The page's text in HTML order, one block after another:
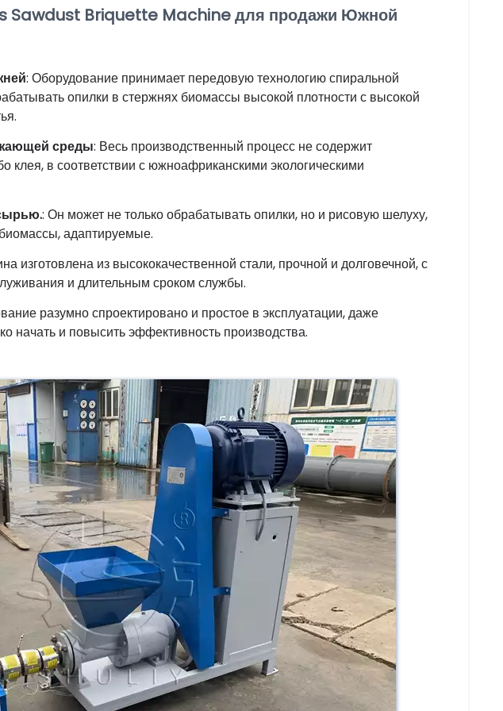
Sawdust Briquette Machine для продажи Южной
: Оборудование принимает передовую технологию спиральной
опилки в стержнях биомассы высокой плотности с высокой
среды: Весь производственный процесс не содержит
клея, в соответствии с южноафриканскими экологическими
: Он может не только обрабатывать опилки, но и рисовую шелуху,
адаптируемые.
изготовлена ​​из высококачественной стали, прочной и долговечной, с
и длительным сроком службы.
разумно спроектировано и простое в эксплуатации, даже
начать и повысить эффективность производства.